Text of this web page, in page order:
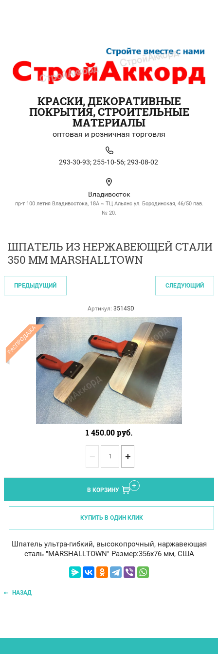
КРАСКИ, ДЕКОРАТИВНЫЕ
ПОКРЫТИЯ, СТРОИТЕЛЬНЫЕ
МАТЕРИАЛЫ
оптовая и розничная торговля
293-30-93; 255-10-56; 293-08-02
Владивосток
пр-т 100 летия Владивостока, 18А ~ ТЦ Альянс ул. Бородинская, 46/50 пав.
№ 20.
ШПАТЕЛЬ ИЗ НЕРЖАВЕЮЩЕЙ СТАЛИ
350 ММ MARSHALLTOWN
ПРЕДЫДУЩИЙ СЛЕДУЮЩИЙ
Артикул: 3514SD
РАСПРОДАЖА
1 450.00руб.
− +
В КОРЗИНУ
КУПИТЬ В ОДИН КЛИК
Шпатель ультра-гибкий, высокопрочный, наржавеющая
сталь "MARSHALLTOWN" Размер:356х76 мм, США
НАЗАД